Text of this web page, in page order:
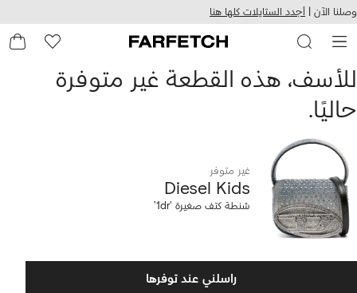
التخطي
للمحتوى
الرئيسي
وصلنا الآن | أجدد الستايلات كلها هنا
Diesel
Kids
شنطة
كتف
صغيرة
للأسف، هذه القطعة غير متوفرة
حاليًا.
غير متوفر
Diesel Kids
شنطة كتف صغيرة '1dr'
راسلني عند توفرها